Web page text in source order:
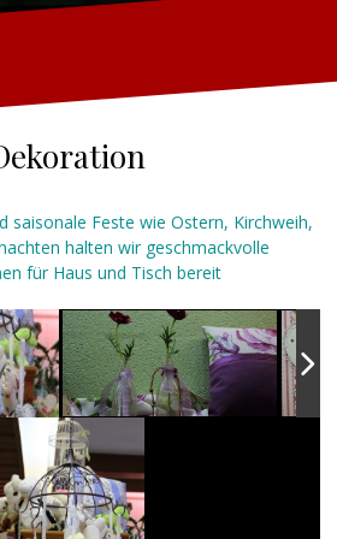
saisonale Feste wie Ostern, Kirchweih,
halten wir geschmackvolle
für Haus und Tisch bereit